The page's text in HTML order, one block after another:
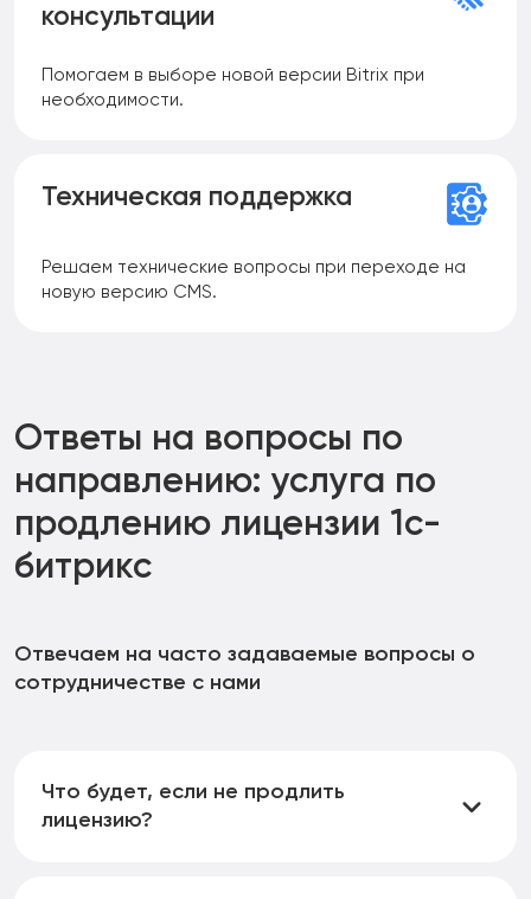
консультации
Помогаем в выборе новой версии Bitrix при
необходимости.
Техническая поддержка
Решаем технические вопросы при переходе на
новую версию CMS.
Ответы на вопросы по
направлению:услуга по
продлению лицензии 1с-
битрикс
Отвечаем на часто задаваемые вопросы о
сотрудничестве с нами
Что будет, если не продлить
лицензию?